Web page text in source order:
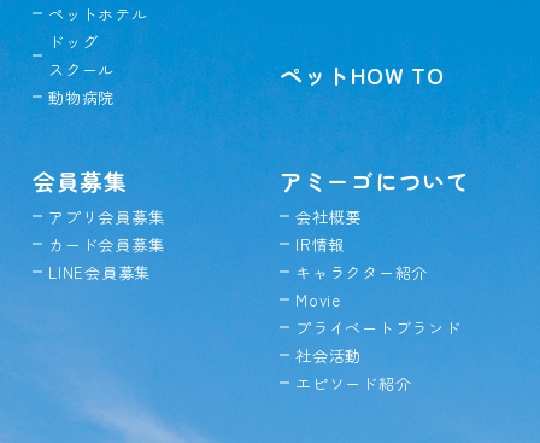
ペットホテル
ドッグ
スクール
動物病院
ペットHOW TO
会員募集
アプリ会員募集
カード会員募集
LINE会員募集
アミーゴについて
会社概要
IR情報
キャラクター紹介
Movie
プライベートブランド
社会活動
エピソード紹介